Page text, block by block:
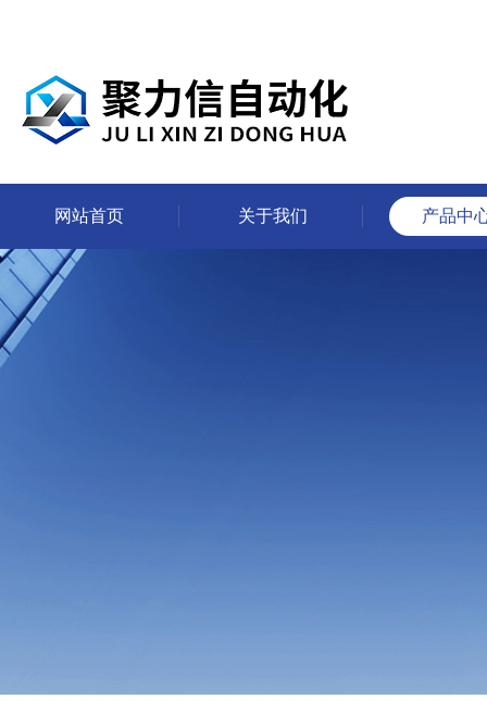
网站首页 关于我们 产品中